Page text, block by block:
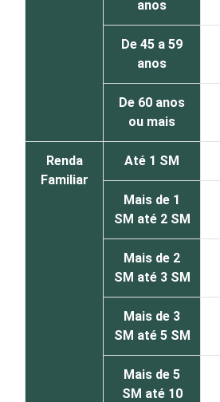
anos
De 45 a 59
anos
De 60 anos
ou mais
Renda
Familiar
Até 1 SM
Mais de 1
SM até 2 SM
Mais de 2
SM até 3 SM
Mais de 3
SM até 5 SM
Mais de 5
SM até 10